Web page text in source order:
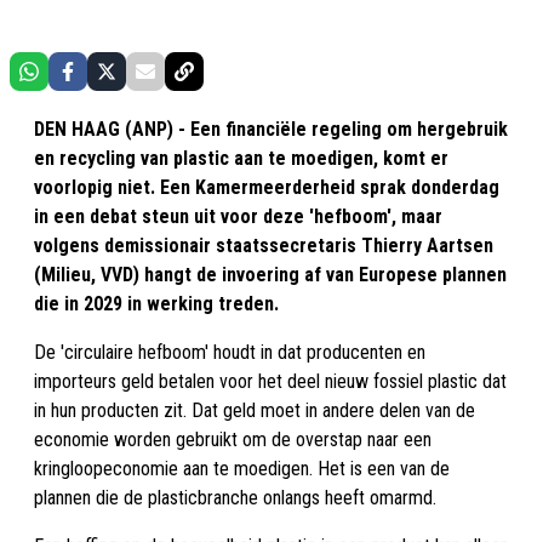
DEN HAAG (ANP) - Een financiële regeling om hergebruik
en recycling van plastic aan te moedigen, komt er
voorlopig niet. Een Kamermeerderheid sprak donderdag
in een debat steun uit voor deze 'hefboom', maar
volgens demissionair staatssecretaris Thierry Aartsen
(Milieu, VVD) hangt de invoering af van Europese plannen
die in 2029 in werking treden.
De 'circulaire hefboom' houdt in dat producenten en
importeurs geld betalen voor het deel nieuw fossiel plastic dat
in hun producten zit. Dat geld moet in andere delen van de
economie worden gebruikt om de overstap naar een
kringloopeconomie aan te moedigen. Het is een van de
plannen die de plasticbranche onlangs heeft omarmd.